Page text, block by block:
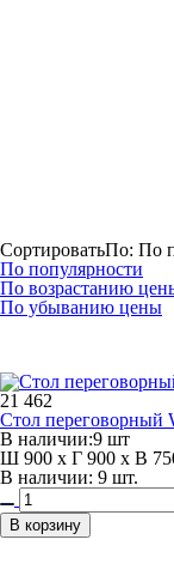
СортироватьПо: По
По популярности
По возрастанию
По убыванию цены
21 462
Стол переговорный
В наличии:9 шт
Ш 900 x Г 900 x В
В наличии: 9 шт.
В корзину